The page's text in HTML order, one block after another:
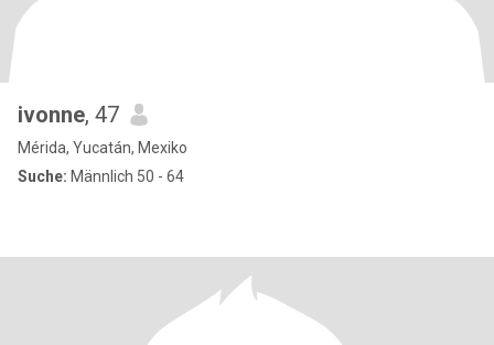
ivonne, 47
Mérida, Yucatán, Mexiko
Suche: Männlich 50 - 64